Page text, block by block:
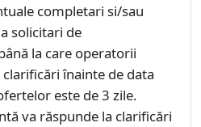
completari si/sau
solicitari de
la care operatorii
înainte de data
este de 3 zile.
va răspunde la clarificări